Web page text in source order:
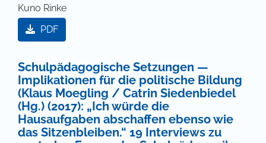
Kuno Rinke
PDF
Schulpädagogische Setzungen —
Implikationen für die politische Bildung
(Klaus Moegling / Catrin Siedenbiedel
(Hg.) (2017): „Ich würde die
Hausaufgaben abschaffen ebenso wie
das Sitzenbleiben.“ 19 Interviews zu